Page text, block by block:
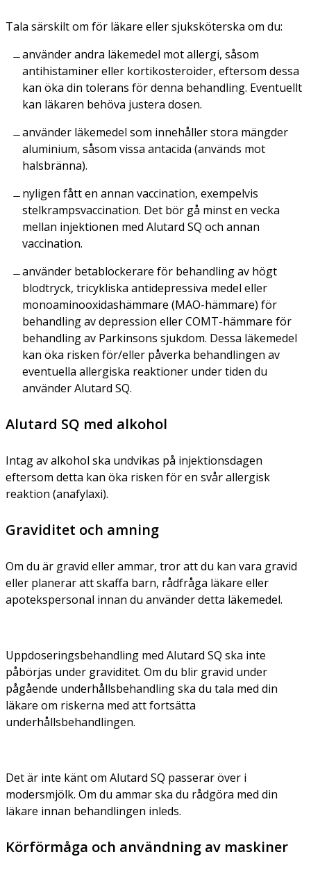
Tala särskilt om för läkare eller sjuksköterska om du:
använder andra läkemedel mot allergi, såsom
antihistaminer eller kortikosteroider, eftersom dessa
kan öka din tolerans för denna behandling. Eventuellt
kan läkaren behöva justera dosen.
använder läkemedel som innehåller stora mängder
aluminium, såsom vissa antacida (används mot
halsbränna).
nyligen fått en annan vaccination, exempelvis
stelkrampsvaccination. Det bör gå minst en vecka
mellan injektionen med Alutard SQ och annan
vaccination.
använder betablockerare för behandling av högt
blodtryck, tricykliska antidepressiva medel eller
monoaminooxidashämmare (MAO-hämmare) för
behandling av depression eller COMT-hämmare för
behandling av Parkinsons sjukdom. Dessa läkemedel
kan öka risken för/eller påverka behandlingen av
eventuella allergiska reaktioner under tiden du
använder Alutard SQ.
Alutard SQ med alkohol
Intag av alkohol ska undvikas på injektionsdagen
eftersom detta kan öka risken för en svår allergisk
reaktion (anafylaxi).
Graviditet och amning
Om du är gravid eller ammar, tror att du kan vara gravid
eller planerar att skaffa barn, rådfråga läkare eller
apotekspersonal innan du använder detta läkemedel.
Uppdoseringsbehandling med Alutard SQ ska inte
påbörjas under graviditet. Om du blir gravid under
pågående underhållsbehandling ska du tala med din
läkare om riskerna med att fortsätta
underhållsbehandlingen.
Det är inte känt om Alutard SQ passerar över i
modersmjölk. Om du ammar ska du rådgöra med din
läkare innan behandlingen inleds.
Körförmåga och användning av maskiner